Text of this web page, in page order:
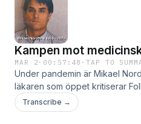
Kampen mot
MAR 2 · 00:57:48 ·TAP TO
Under pandemin är Mikael
läkaren som öppet kritiserar
pandemiåtgärder. Och han
högteknologiska vaccinerna
Transcribe →